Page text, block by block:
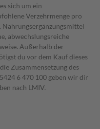
sich um ein
Verzehrmenge pro
abwechslungsreiche
Außerhalb der
du vor dem Kauf dieses
Zusammensetzung des
6 470 100 geben wir dir
nach LMIV.